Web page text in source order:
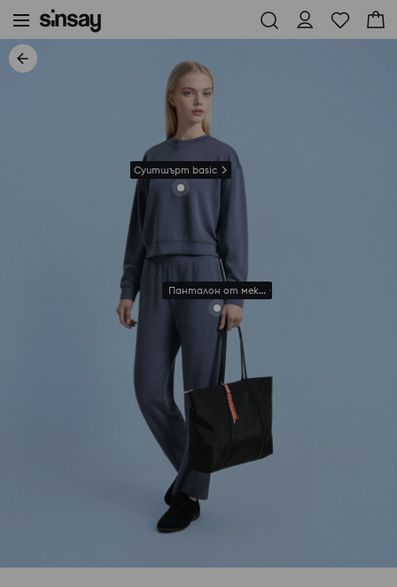
Панталон от мека плетена материя Soft
Суитшърт basic